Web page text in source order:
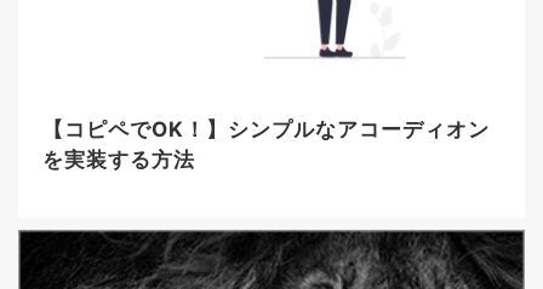
【コピペでOK！】シンプルなアコーディオン
を実装する方法